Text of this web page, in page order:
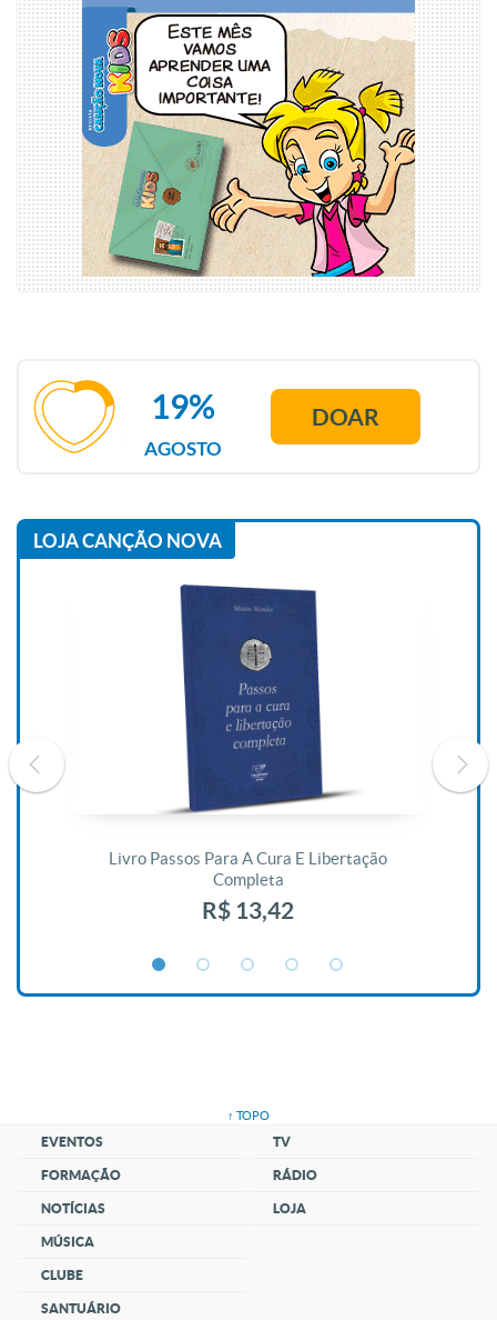
AGOSTO
19% DOAR
LOJA CANÇÃO NOVA
Livro Passos Para A Cura E Libertação
Completa
R$ 13,42
↑ TOPO
EVENTOS
FORMAÇÃO
NOTÍCIAS
MÚSICA
CLUBE
SANTUÁRIO
TV
RÁDIO
LOJA